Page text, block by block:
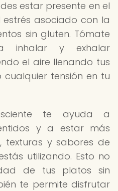
estar presente en el
asociado con la
sin gluten. Tómate
inhalar y exhalar
el aire llenando tus
tensión en tu
te ayuda a
y a estar más
y sabores de
utilizando. Esto no
de tus platos sin
te permite disfrutar